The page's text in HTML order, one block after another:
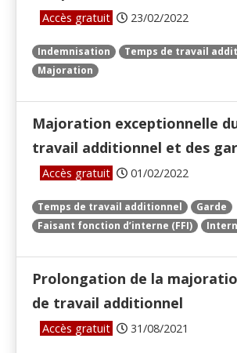
Accès gratuit 23/02/2022
Indemnisation
Temps de travail
Majoration
Majoration exceptionnelle
travail additionnel et des
Accès gratuit 01/02/2022
Temps de travail additionnel
Garde
Faisant fonction d’interne (FFI)
Prolongation de la
de travail additionnel
Accès gratuit 31/08/2021